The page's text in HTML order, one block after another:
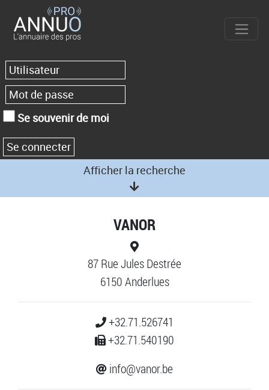
Se souvenir de moi
Afficher la recherche
VANOR
87 Rue Jules Destrée
6150 Anderlues
+32.71.526741
+32.71.540190
info@vanor.be